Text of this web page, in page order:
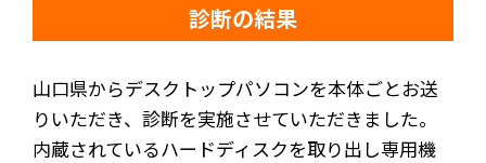
診断の結果
山口県からデスクトップパソコンを本体ごとお送
りいただき、診断を実施させていただきました。
内蔵されているハードディスクを取り出し専用機